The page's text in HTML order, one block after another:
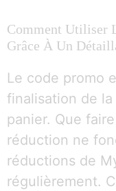
Comment Utiliser
Grâce À Un
Le code promo
finalisation de
panier. Que
réduction ne
réductions de
régulièrement.